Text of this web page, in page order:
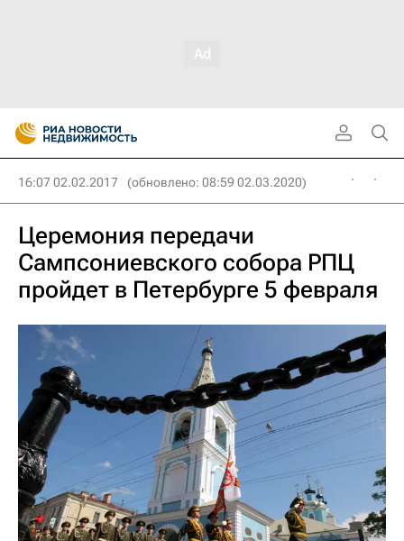
16:07 02.02.2017 (обновлено: 08:59 02.03.2020)
Церемония передачи
Сампсониевского собора РПЦ
пройдет в Петербурге 5 февраля